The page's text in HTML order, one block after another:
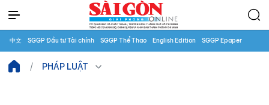
中文 SGGP Đầu tư Tài chính SGGP Thể Thao English Edition SGGP Epaper
PHÁP LUẬT